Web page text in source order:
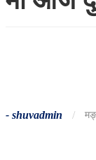
- shuvadmin /